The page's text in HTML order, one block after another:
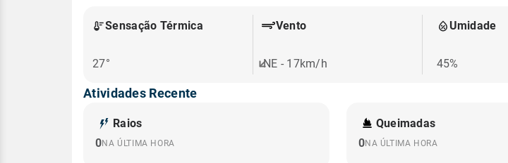
Sensação Térmica
27°
Vento
NE - 17km/h
Umidade
45%
Atividades Recente
Raios
0NA ÚLTIMA HORA
Queimadas
0NA ÚLTIMA HORA